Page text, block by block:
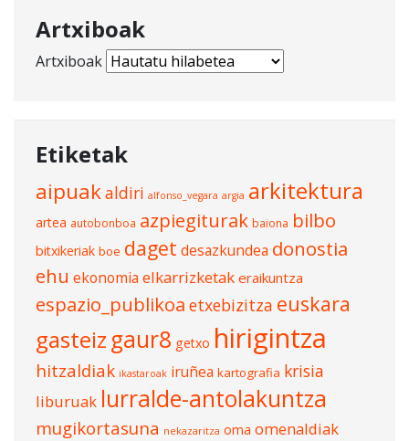
Artxiboak
Artxiboak
Etiketak
aipuakaldiri alfonso_vegara argia arkitektura
artea autobonboa azpiegiturak baiona bilbo
bitxikeriak boe daget desazkundea donostia
ehu ekonomia elkarrizketak eraikuntza
espazio_publikoa etxebizitza euskara
gasteiz gaur8 getxo hirigintza
hitzaldiak ikastaroak iruñea kartografia krisia
liburuak lurralde-antolakuntza
mugikortasuna nekazaritza oma omenaldiak